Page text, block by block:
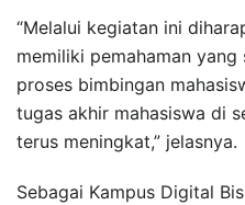
“Melalui kegiatan ini
memiliki pemahaman
proses bimbingan
tugas akhir mahasiswa di
terus meningkat,” jelasnya.
Sebagai Kampus Digital